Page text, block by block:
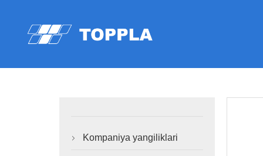
 Kompaniya yangiliklari